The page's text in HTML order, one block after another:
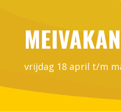
vrijdag 18 april t/m